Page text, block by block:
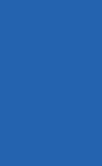
mit dem
§ 3 Absatz 5a
(Störfallbetrieb),
§ 60 Absatz 3
3 des
10 in
2010/75/EU
des Rates vom